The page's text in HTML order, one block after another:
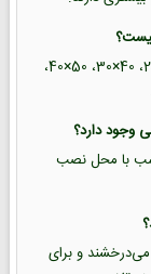
ابعاد رایج تابلوهای ایمنی شامل 10×7، 20×15، 30×25، 40×30، 50×40،
با محل نصب
می‌درخشند و برای